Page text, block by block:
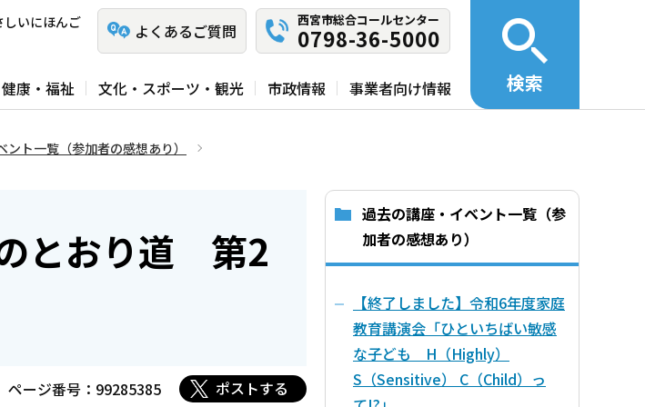
しいにほんご よくあるご質問
西宮市総合コールセンター
0798-36-5000
健康・福祉 文化・スポーツ・観光 市政情報 事業者向け情報 検索
ント一覧（参加者の感想あり）
とおり道 第2
ページ番号：99285385 ポストする
過去の講座・イベント一覧（参
加者の感想あり）
【終了しました】令和6年度家庭
教育講演会「ひといちばい敏感
な子ども H（Highly）
S（Sensitive） C（Child）っ